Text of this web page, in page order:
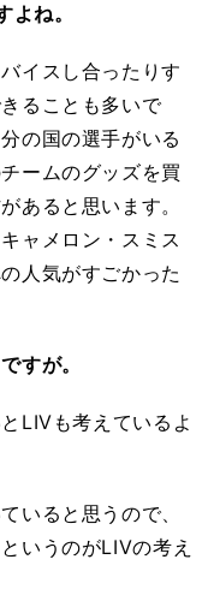
ね。
イスし合ったりす
ることも多いで
の国の選手がいる
ームのグッズを買
あると思います。
ャメロン・スミス
人気がすごかった
すが。
LIVも考えているよ
いると思うので、
いうのがLIVの考え